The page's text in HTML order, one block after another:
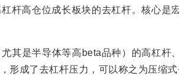
杆高仓位成长板块的去杠杆。核心是
其是半导体等高beta品种）的高杠杆
形成了去杠杆压力，可以称之为压缩式